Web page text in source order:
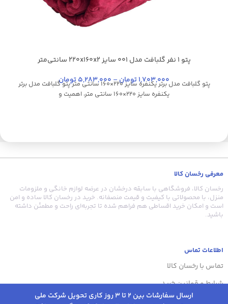
ارسال سفارشات بین 2 تا 3 روز کاری تحویل شرکت ملی
آبی کاربنی ارغوانی روشن شکلاتی
پتو 1 نفر گلبافت مدل 001 سایز 220x160x2 سانتی‌متر
1,703,000تومان–
5,283,000تومان
پتو گلبافت مدل برتر یکنفره سایز 220×160 سانتی متر پتو گلبافت مدل برتر
یکنفره سایز 220×160 سانتی متر، اهمیت و
معرفی رخسان کالا
رخسان کالا، فروشگاهی با سابقه درخشان در عرضه لوازم خانگی و ملزومات
منزل، با محصولاتی با کیفیت و قیمت منصفانه. خرید در رخسان کالا ساده و امن
است و امکان خرید اقساطی هم فراهم شده تا تجربه‌ای راحت و مطمئن داشته
باشید.
اطلاعات تماس
تماس با رخسان کالا
شرایط و قوانین خرید